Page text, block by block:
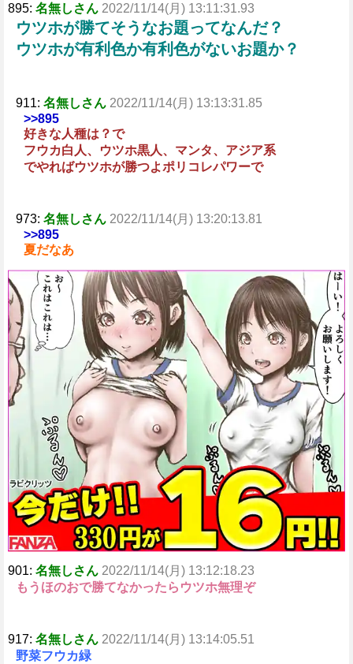
895: 名無しさん 2022/11/14(月) 13:11:31.93
ウツホが勝てそうなお題ってなんだ？
ウツホが有利色か有利色がないお題か？
911: 名無しさん 2022/11/14(月) 13:13:31.85
>>895
好きな人種は？で
フウカ白人、ウツホ黒人、マンタ、アジア系
でやればウツホが勝つよポリコレパワーで
973: 名無しさん 2022/11/14(月) 13:20:13.81
>>895
夏だなあ
901: 名無しさん 2022/11/14(月) 13:12:18.23
もうほのおで勝てなかったらウツホ無理ぞ
917: 名無しさん 2022/11/14(月) 13:14:05.51
野菜フウカ緑